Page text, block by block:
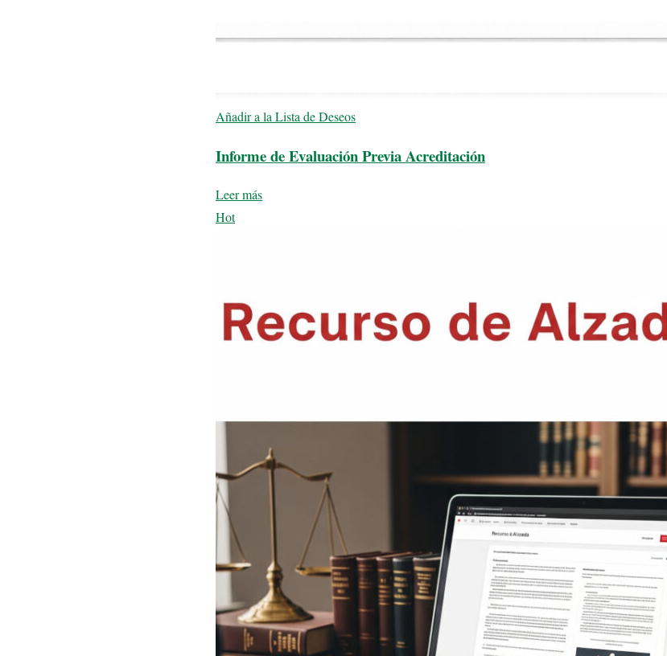
Añadir a la Lista de Deseos
Informe de Evaluación Previa Acreditación
Leer más
Hot